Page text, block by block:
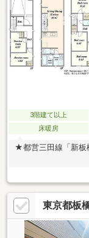
3階建て以上
床暖房
★都営三田線「新板
東京都板